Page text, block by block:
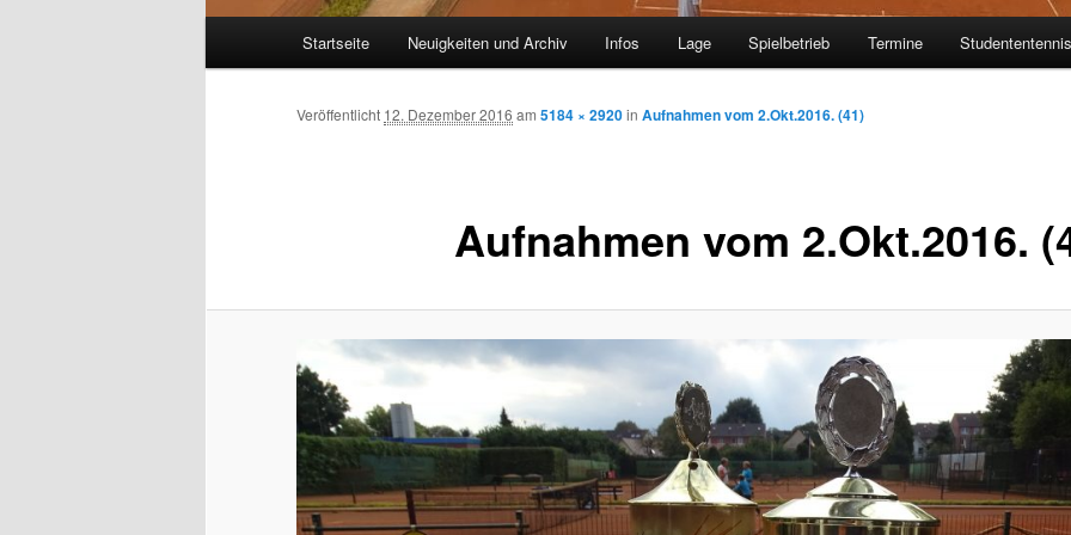
Startseite Neuigkeiten und Archiv Infos Lage Spielbetrieb Termine Studententennis
Aufnahmen vom 2.Okt.2016.
Veröffentlicht 12. Dezember 2016 am 5184 × 2920in Aufnahmen vom 2.Okt.2016. (41)